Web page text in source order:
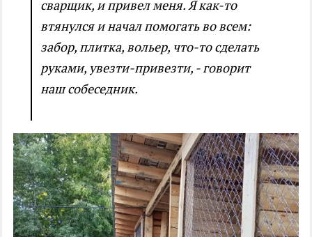
сварщик, и привел меня. Я как-то
втянулся и начал помогать во всем:
забор, плитка, вольер, что-то сделать
руками, увезти-привезти, - говорит
наш собеседник.